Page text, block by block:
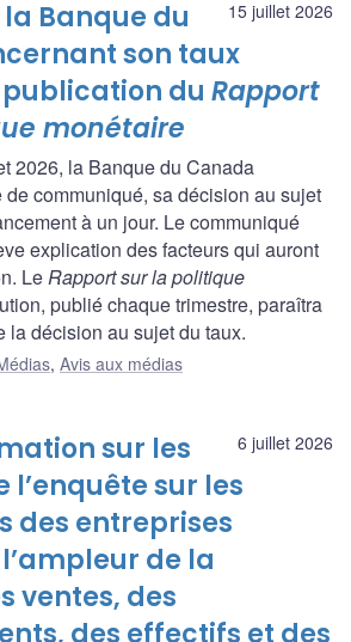
15 juillet 2026
Banque du
son taux
du Rapport
monétaire
2026, la Banque du Canada
communiqué, sa décision au sujet
à un jour. Le communiqué
explication des facteurs qui auront
LeRapport sur la politique
publié chaque trimestre, paraîtra
la décision au sujet du taux.
, Avis aux médias
6 juillet 2026
sur les
l’enquête sur les
des entreprises
de la
ventes, des
des effectifs et des